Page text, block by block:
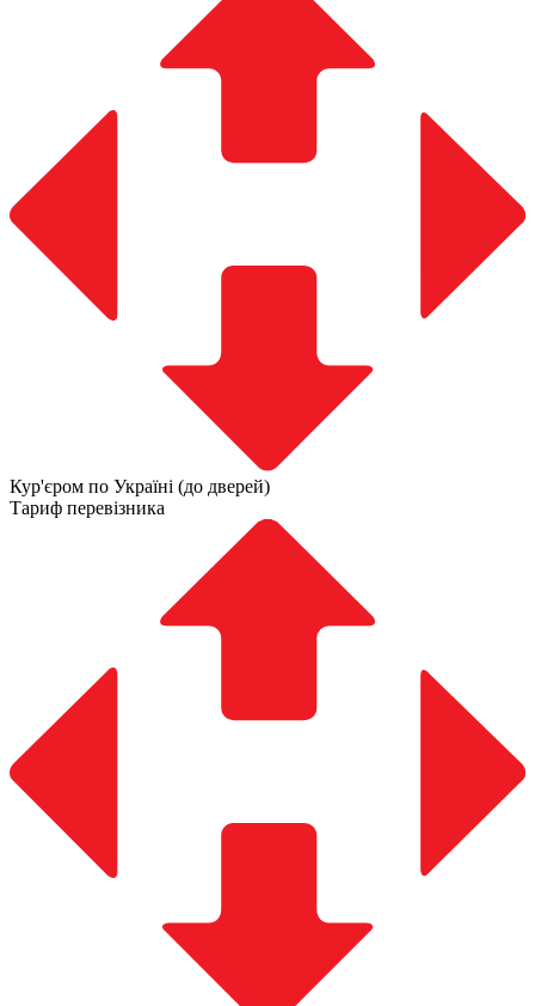
Кур'єром по Україні (до дверей)
Тариф перевізника